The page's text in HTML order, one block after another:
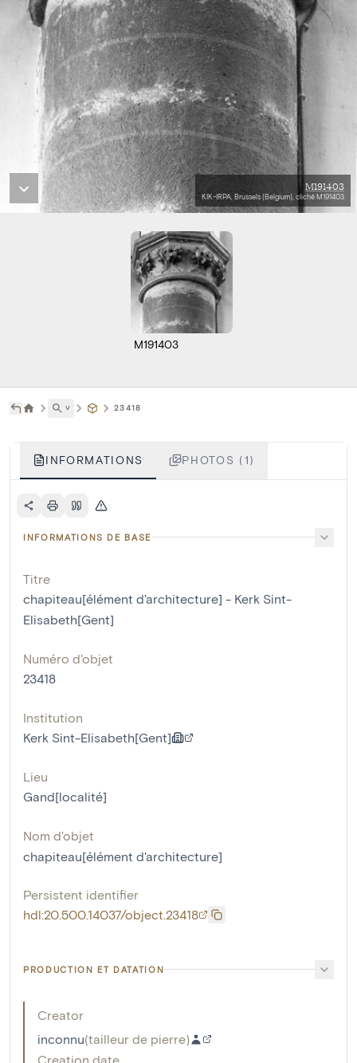
M191403
KIK-IRPA, Brussels (Belgium), cliché M191403
M191403
˅ 23418
INFORMATIONS PHOTOS (1)
INFORMATIONS DE BASE
Titre
chapiteau[élément d'architecture] - Kerk Sint-
Elisabeth[Gent]
Numéro d'objet
23418
Institution
Kerk Sint-Elisabeth[Gent]
Lieu
Gand[localité]
Nom d'objet
chapiteau[élément d'architecture]
Persistent identifier
hdl:20.500.14037/object.23418
PRODUCTION ET DATATION
Creator
inconnu(tailleur de pierre)
Creation date